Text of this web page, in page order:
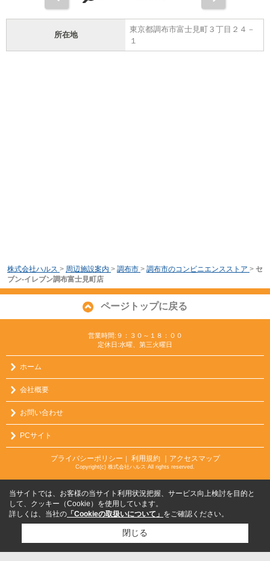
所在地
東京都調布市富士見町３丁目２４－
１
株式会社ハルス > 周辺施設案内 > 調布市 > 調布市のコンビニエンスストア > セ
ブン-イレブン調布富士見町店
ページトップに戻る
営業時間:９：３０～１８：００
定休日:水曜、第三火曜日
ホーム
会社概要
お問い合わせ
PCサイト
プライバシーポリシー ｜ 利用規約 ｜アクセスマップ
Copyright(c) 株式会社ハルス All rights reserved.
当サイトでは、お客様の当サイト利用状況把握、サービス向上検討を目的と
して、クッキー（Cookie）を使用しています。
詳しくは、当社の 「Cookieの取扱いについて」 をご確認ください。
閉じる